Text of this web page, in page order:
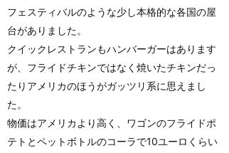
フェスティバルのような少し本格的な各国の屋
台がありました。
クイックレストランもハンバーガーはあります
が、フライドチキンではなく焼いたチキンだっ
たりアメリカのほうがガッツリ系に思えまし
た。
物価はアメリカより高く、ワゴンのフライドポ
テトとペットボトルのコーラで10ユーロくらい